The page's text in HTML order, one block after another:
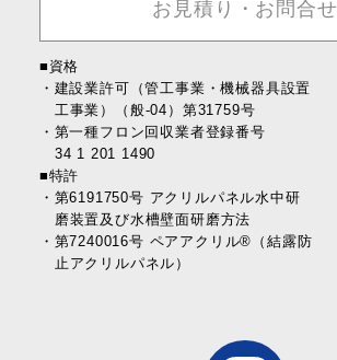
お見積り・お問合せ
■資格
建設業許可（管工事業・機械器具設置
工事業）（般-04）第31759号
第一種フロン回収業者登録番号
34 1 201 1490
■特許
第6191750号 アクリルパネル水中研
磨装置及び水槽壁面研磨方法
第7240016号 ペアアクリル®︎（結露防
止アクリルパネル）